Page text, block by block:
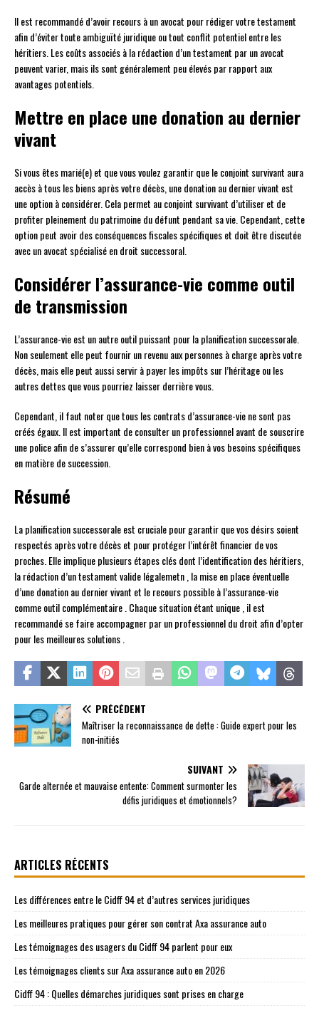
Il est recommandé d’avoir recours à un avocat pour rédiger votre testament
afin d’éviter toute ambiguïté juridique ou tout conflit potentiel entre les
héritiers. Les coûts associés à la rédaction d’un testament par un avocat
peuvent varier, mais ils sont généralement peu élevés par rapport aux
avantages potentiels.
Mettre en place une donation au dernier
vivant
Si vous êtes marié(e) et que vous voulez garantir que le conjoint survivant aura
accès à tous les biens après votre décès, une donation au dernier vivant est
une option à considérer. Cela permet au conjoint survivant d’utiliser et de
profiter pleinement du patrimoine du défunt pendant sa vie. Cependant, cette
option peut avoir des conséquences fiscales spécifiques et doit être discutée
avec un avocat spécialisé en droit successoral.
Considérer l’assurance-vie comme outil
de transmission
L’assurance-vie est un autre outil puissant pour la planification successorale.
Non seulement elle peut fournir un revenu aux personnes à charge après votre
décès, mais elle peut aussi servir à payer les impôts sur l’héritage ou les
autres dettes que vous pourriez laisser derrière vous.
Cependant, il faut noter que tous les contrats d’assurance-vie ne sont pas
créés égaux. Il est important de consulter un professionnel avant de souscrire
une police afin de s’assurer qu’elle correspond bien à vos besoins spécifiques
en matière de succession.
Résumé
La planification successorale est cruciale pour garantir que vos désirs soient
respectés après votre décès et pour protéger l’intérêt financier de vos
proches. Elle implique plusieurs étapes clés dont l’identification des héritiers,
la rédaction d’un testament valide légalemetn , la mise en place éventuelle
d’une donation au dernier vivant et le recours possible à l’assurance-vie
comme outil complémentaire . Chaque situation étant unique , il est
recommandé se faire accompagner par un professionnel du droit afin d’opter
pour les meilleures solutions .
PRÉCÉDENT
Maîtriser la reconnaissance de dette : Guide expert pour les
non-initiés
SUIVANT
Garde alternée et mauvaise entente: Comment surmonter les
défis juridiques et émotionnels?
ARTICLES RÉCENTS
Les différences entre le Cidff 94 et d’autres services juridiques
Les meilleures pratiques pour gérer son contrat Axa assurance auto
Les témoignages des usagers du Cidff 94 parlent pour eux
Les témoignages clients sur Axa assurance auto en 2026
Cidff 94 : Quelles démarches juridiques sont prises en charge